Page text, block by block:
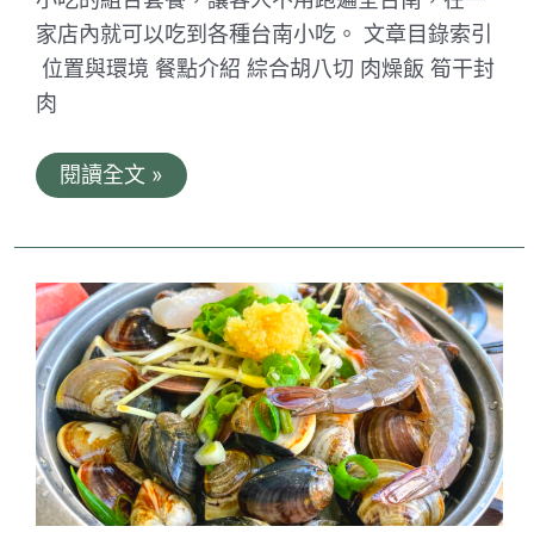
感
的
特
色
家店內就可以吃到各種台南小吃。 文章目錄索引
位置與環境 餐點介紹 綜合胡八切 肉燥飯 筍干封
肉
府
城
宗
台
南
料
理-
新
仁
店。
一
間
店
就
閱讀全文 »